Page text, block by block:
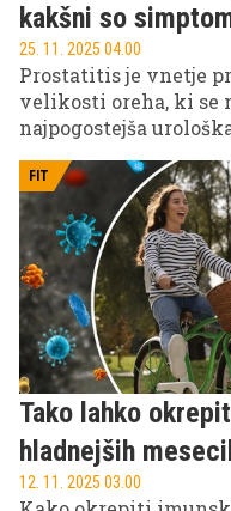
kakšni so
25. 11. 2025 04.00
Prostatitis je vnetje
velikosti oreha, ki se
najpogostejša
močnejšega spola,
najpogostejša pri
FIT
Tako lahko
hladnejših
12. 11. 2025 03.00